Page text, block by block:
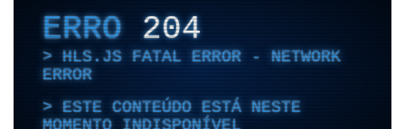
ERRO204
HLS.JS FATAL ERROR - NETWORK
ERROR
ESTE CONTEÚDO ESTÁ NESTE
MOMENTO INDISPONÍVEL